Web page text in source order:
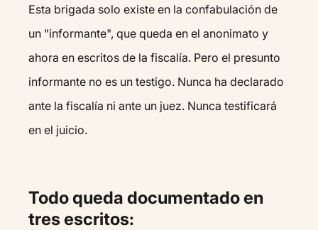
Esta brigada solo existe en la confabulación de
un "informante", que queda en el anonimato y
ahora en escritos de la fiscalía. Pero el presunto
informante no es un testigo. Nunca ha declarado
ante la fiscalía ni ante un juez. Nunca testificará
en el juicio.
Todo queda documentado en
tres escritos: